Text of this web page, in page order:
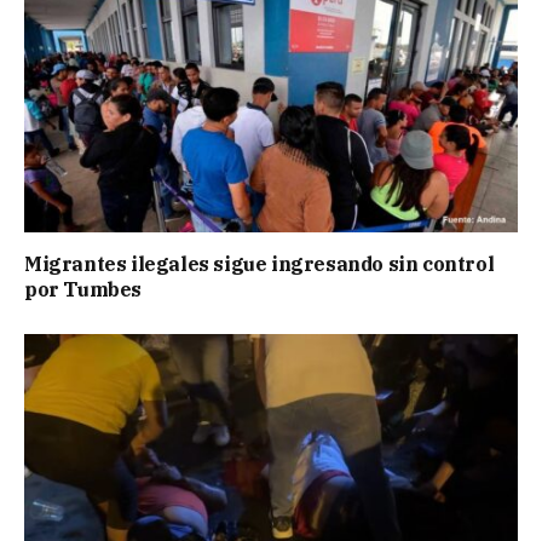
Migrantes ilegales sigue ingresando sin control
por Tumbes